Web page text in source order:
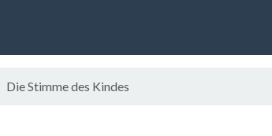
Die Stimme des Kindes